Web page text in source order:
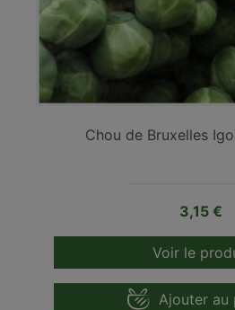
Chou de Bruxelles
Prix
3,15 €
Voir le
Ajouter au